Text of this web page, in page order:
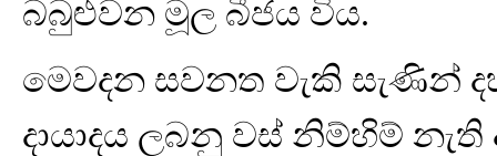
බබුළුවන මූල බීජය විය.
මෙවදන සවනත වැකි සැණින්
දායාදය ලබනු වස් නිම්හිම්